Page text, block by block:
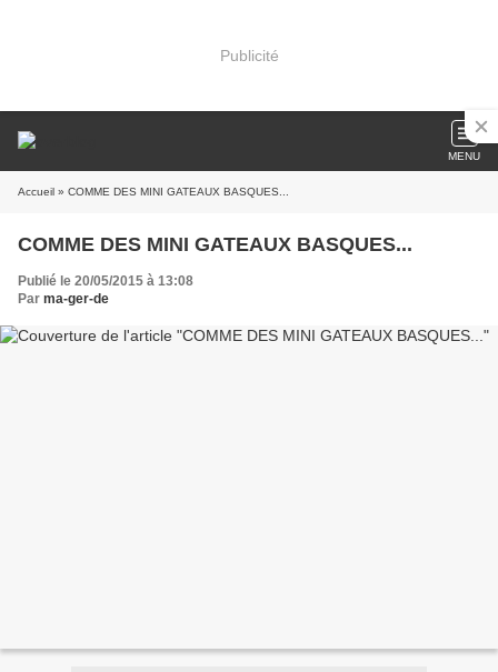
Publicité
MENU
Accueil » COMME DES MINI GATEAUX BASQUES...
COMME DES MINI GATEAUX BASQUES...
Publié le 20/05/2015 à 13:08
Par ma-ger-de